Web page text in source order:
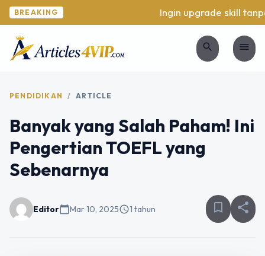
BREAKING Ingin upgrade skill
search menu
PENDIDIKAN / ARTICLE
Banyak yang Salah Paham! Ini
Pengertian TOEFL yang
Sebenarnya
Editorcalendar_todayMar 10, 2025schedule1 tahun bookmark_border share